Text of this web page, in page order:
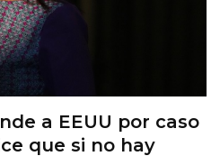
a EEUU por caso
que si no hay